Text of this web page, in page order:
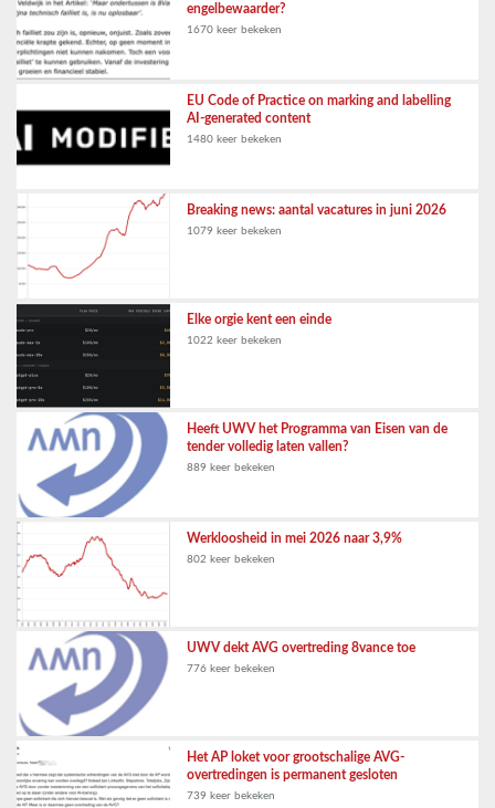
engelbewaarder?
1670 keer bekeken
EU Code of Practice on marking and labelling
AI-generated content
1480 keer bekeken
Breaking news: aantal vacatures in juni 2026
1079 keer bekeken
Elke orgie kent een einde
1022 keer bekeken
Heeft UWV het Programma van Eisen van de
tender volledig laten vallen?
889 keer bekeken
Werkloosheid in mei 2026 naar 3,9%
802 keer bekeken
UWV dekt AVG overtreding 8vance toe
776 keer bekeken
Het AP loket voor grootschalige AVG-
overtredingen is permanent gesloten
739 keer bekeken